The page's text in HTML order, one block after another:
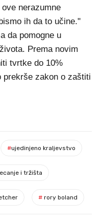
nerazumne
ih da to učine."
da pomogne u
Prema novim
tvrtke do 10%
prekrše zakon o zaštiti
#ujedinjeno kraljevstvo
i tržišta
# rory boland